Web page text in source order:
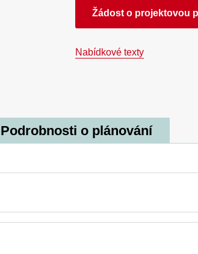
Žádost o projektovou
Nabídkové texty
Podrobnosti o plánování